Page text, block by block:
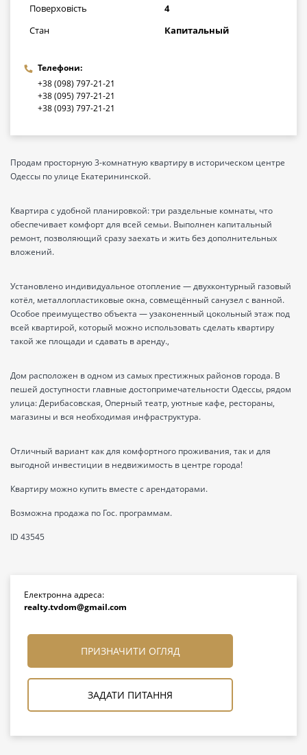
Поверховість
4
Стан
Капитальный
Телефони:
+38 (098) 797-21-21
+38 (095) 797-21-21
+38 (093) 797-21-21
Продам просторную 3-комнатную квартиру в историческом центре
Одессы по улице Екатерининской.
Квартира с удобной планировкой: три раздельные комнаты, что
обеспечивает комфорт для всей семьи. Выполнен капитальный
ремонт, позволяющий сразу заехать и жить без дополнительных
вложений.
Установлено индивидуальное отопление — двухконтурный газовый
котёл, металлопластиковые окна, совмещённый санузел с ванной.
Особое преимущество объекта — узаконенный цокольный этаж под
всей квартирой, который можно использовать сделать квартиру
такой же площади и сдавать в аренду.,
Дом расположен в одном из самых престижных районов города. В
пешей доступности главные достопримечательности Одессы, рядом
улица: Дерибасовская, Оперный театр, уютные кафе, рестораны,
магазины и вся необходимая инфраструктура.
Отличный вариант как для комфортного проживания, так и для
выгодной инвестиции в недвижимость в центре города!
Квартиру можно купить вместе с арендаторами.
Возможна продажа по Гос. программам.
ID 43545
Електронна адреса:
realty.tvdom@gmail.com
ПРИЗНАЧИТИ ОГЛЯД
ЗАДАТИ ПИТАННЯ